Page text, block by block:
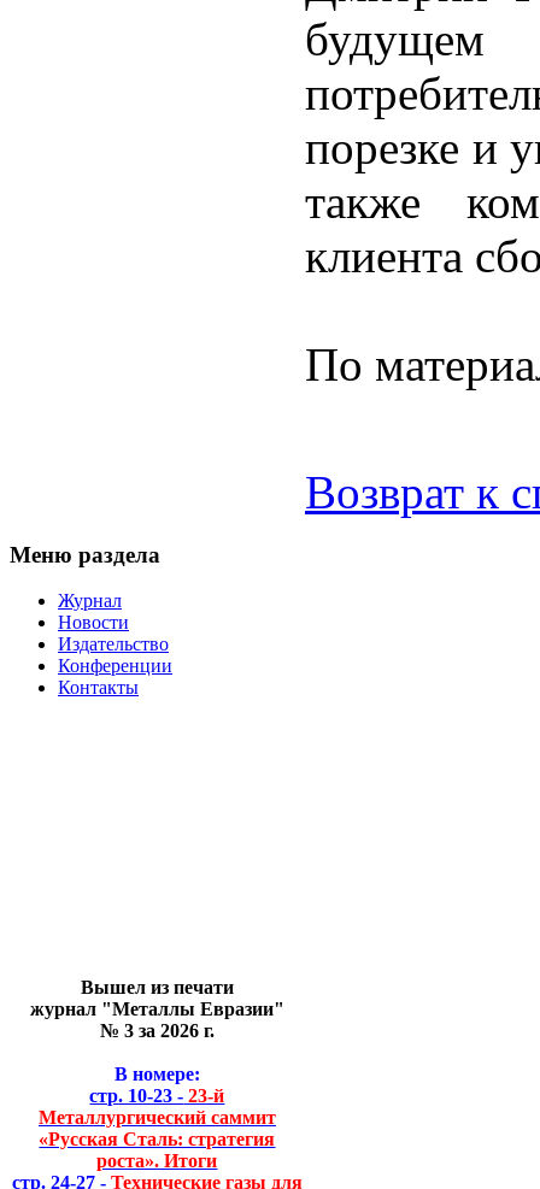
будущем
порезке и
также
клиента
По
Возврат к
Меню раздела
Журнал
Новости
Издательство
Конференции
Контакты
Вышел из печати
журнал "Металлы Евразии"
№ 3 за 2026 г.
В номере:
стр. 10-23 - 23-й
Металлургический саммит
«Русская Сталь: стратегия
роста». Итоги
стр. 24-27 - Технические газы для